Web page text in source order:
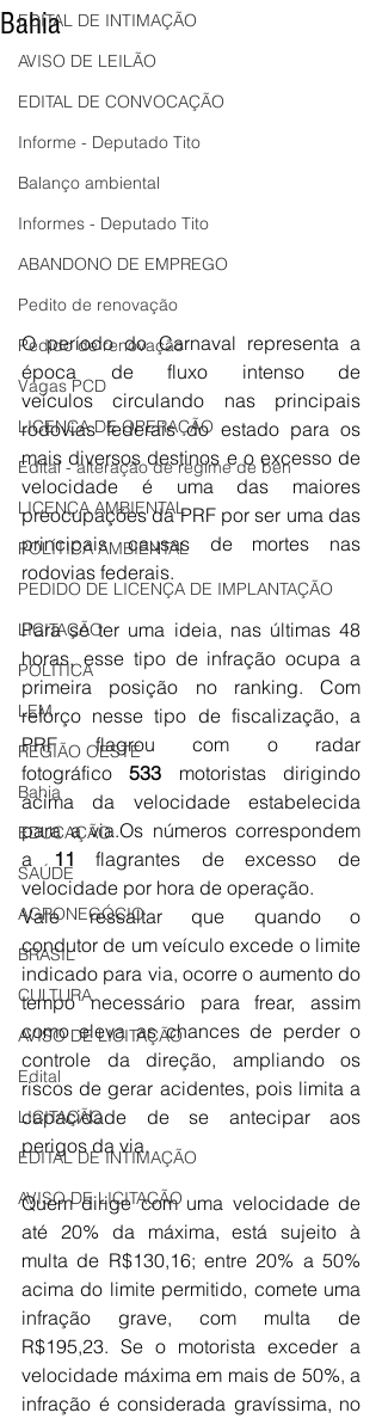
EDITAL DE INTIMAÇÃO
AVISO DE LEILÃO
EDITAL DE CONVOCAÇÃO
Informe - Deputado Tito
Balanço ambiental
Informes - Deputado Tito
ABANDONO DE EMPREGO
Pedito de renovação
Pedido de renovação
Vagas PCD
LICENÇA DE OPERAÇÃO
Edital - alteração de regime de ben
LICENÇA AMBIENTAL
POLÍTICA AMBIENTAL
PEDIDO DE LICENÇA DE IMPLANTAÇÃO
LICITAÇÃO
POLÍTICA
LEM
REGIÃO OESTE
Bahia
EDUCAÇÃO
SAÚDE
AGRONEGÓCIO
BRASIL
CULTURA
AVISO DE LICITAÇÃO
Edital
LICITAÇÃO
EDITAL DE INTIMAÇÃO
AVISO DE LICITAÇÃO
Bahia
O período do Carnaval representa a
época de fluxo intenso de
veículos circulando nas principais
rodovias federais do estado para os
mais diversos destinos e o excesso de
velocidade é uma das maiores
preocupações da PRF por ser uma das
principais causas de mortes nas
rodovias federais.
Para se ter uma ideia, nas últimas 48
horas, esse tipo de infração ocupa a
primeira posição no ranking. Com
reforço nesse tipo de fiscalização, a
PRF flagrou com o radar
fotográfico 533 motoristas dirigindo
acima da velocidade estabelecida
para a via.Os números correspondem
a 11 flagrantes de excesso de
velocidade por hora de operação.
Vale ressaltar que quando o
condutor de um veículo excede o limite
indicado para via, ocorre o aumento do
tempo necessário para frear, assim
como eleva as chances de perder o
controle da direção, ampliando os
riscos de gerar acidentes, pois limita a
capacidade de se antecipar aos
perigos da via.
Quem dirige com uma velocidade de
até 20% da máxima, está sujeito à
multa de R$130,16; entre 20% a 50%
acima do limite permitido, comete uma
infração grave, com multa de
R$195,23. Se o motorista exceder a
velocidade máxima em mais de 50%, a
infração é considerada gravíssima, no